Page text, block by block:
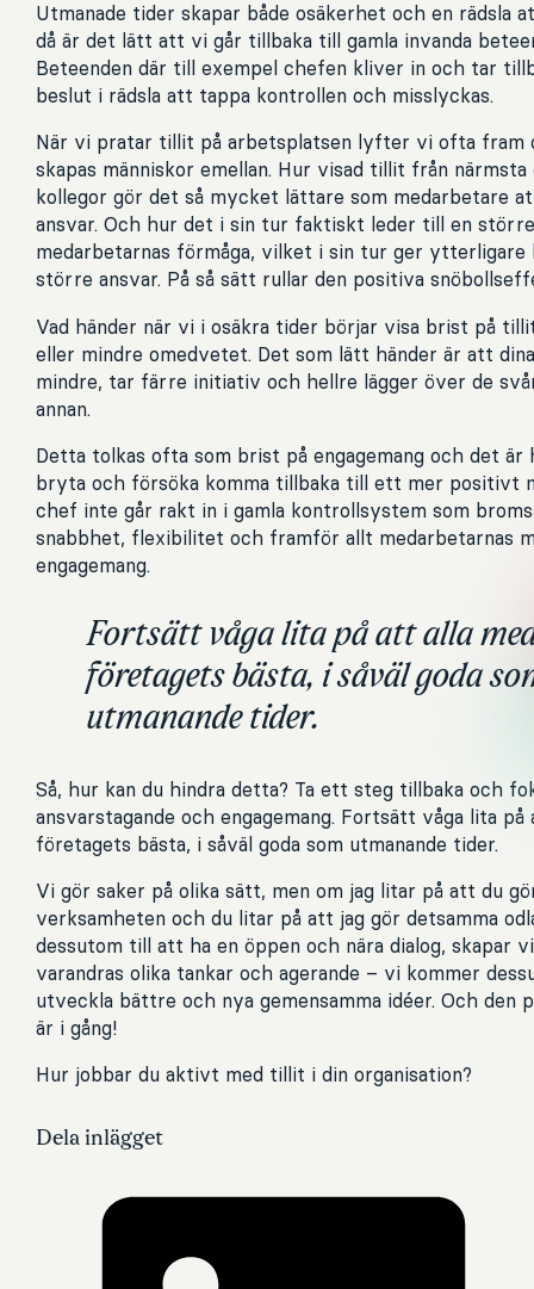
Utmanade tider skapar både osäkerhet och en rädsla
då är det lätt att vi går tillbaka till gamla invanda
Beteenden där till exempel chefen kliver in och tar
beslut i rädsla att tappa kontrollen och misslyckas.
När vi pratar tillit på arbetsplatsen lyfter vi ofta fram
skapas människor emellan. Hur visad tillit från
kollegor gör det så mycket lättare som medarbetare
ansvar. Och hur det i sin tur faktiskt leder till en
medarbetarnas förmåga, vilket i sin tur ger
större ansvar. På så sätt rullar den positiva
Vad händer när vi i osäkra tider börjar visa brist på
eller mindre omedvetet. Det som lätt händer är att
mindre, tar färre initiativ och hellre lägger över de
annan.
Detta tolkas ofta som brist på engagemang och det
bryta och försöka komma tillbaka till ett mer positivt
chef inte går rakt in i gamla kontrollsystem som
snabbhet, flexibilitet och framför allt medarbetarnas
engagemang.
Fortsätt våga lita på att alla
företagets bästa, i såväl goda
utmanande tider.
Så, hur kan du hindra detta? Ta ett steg tillbaka och
ansvarstagande och engagemang. Fortsätt våga lita
företagets bästa, i såväl goda som utmanande tider.
Vi gör saker på olika sätt, men om jag litar på att du
verksamheten och du litar på att jag gör detsamma
dessutom till att ha en öppen och nära dialog, skapar
varandras olika tankar och agerande – vi kommer
utveckla bättre och nya gemensamma idéer. Och
är i gång!
Hur jobbar du aktivt med tillit i din organisation?
Dela inlägget